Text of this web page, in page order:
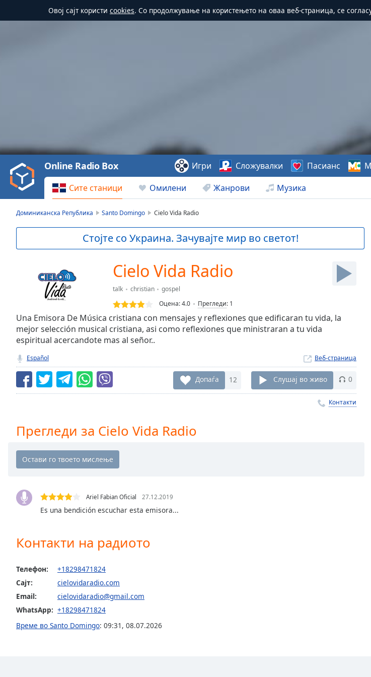
Овој сајт користи cookies. Со продолжување на користењето на оваа веб-страница, се
Play
Video
Play
Backward
Skip
Mute
Current
TypeLIVE
Seek to
live,
currently
LIVE
Remaining
Playback
Rate
Chapters
Descriptions
descriptions
subtitles
settings
opens
subtitles
settings
dialog
Сите станици Омилени Жанрови Музика
Online Radio Box Игри Сложувалки Пасианс
Доминиканска Република Santo Domingo Cielo Vida Radio
Стојте со Украина. Зачувајте мир во светот!
Cielo Vida Radio
talk christian
gospel
Оцена:4.0 Прегледи: 1
Una Emisora De Música cristiana con mensajes y reflexiones que edificaran tu vida, la
mejor selección musical cristiana, asi como reflexiones que ministraran a tu vida
espiritual acercandote mas al señor..
Español Веб-страница
Допаѓа 12 Слушај во живо 0
Контакти
Прегледи за Cielo Vida Radio
Ariel Fabian Oficial 27.12.2019
Es una bendición escuchar esta emisora...
Контакти на радиото
Телефон:
+18298471824
Сајт:
cielovidaradio.com
Email:
cielovidaradio@gmail.com
WhatsApp: +18298471824
Време во Santo Domingo: 09:31 , 08.07.2026